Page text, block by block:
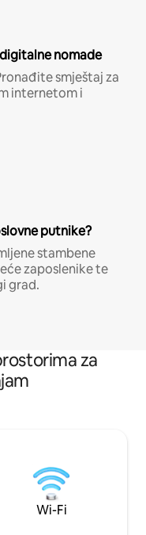
nomade
smještaj za
internetom i
putnike?
stambene
zaposlenike te
grad.
za
Wi-Fi